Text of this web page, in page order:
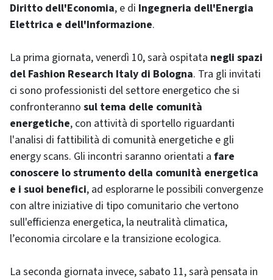
Diritto dell'Economia, e di Ingegneria dell'Energia
Elettrica e dell'Informazione.
La prima giornata, venerdì 10, sarà ospitata negli spazi
del Fashion Research Italy di Bologna. Tra gli invitati
ci sono professionisti del settore energetico che si
confronteranno sul tema delle comunità
energetiche, con attività di sportello riguardanti
l'analisi di fattibilità di comunità energetiche e gli
energy scans. Gli incontri saranno orientati a fare
conoscere lo strumento della comunità energetica
e i suoi benefici, ad esplorarne le possibili convergenze
con altre iniziative di tipo comunitario che vertono
sull'efficienza energetica, la neutralità climatica,
l’economia circolare e la transizione ecologica.
La seconda giornata invece, sabato 11, sarà pensata in